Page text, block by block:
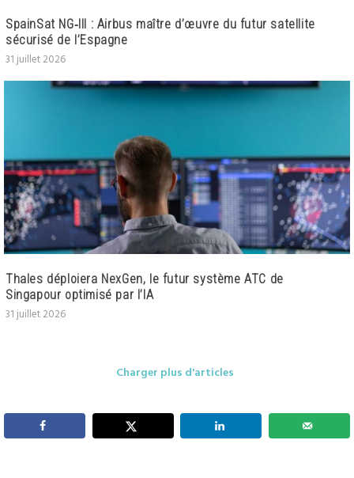
SpainSat NG‑III : Airbus maître d’œuvre du futur satellite
sécurisé de l’Espagne
31 juillet 2026
Thales déploiera NexGen, le futur système ATC de
Singapour optimisé par l’IA
31 juillet 2026
Charger plus d'articles